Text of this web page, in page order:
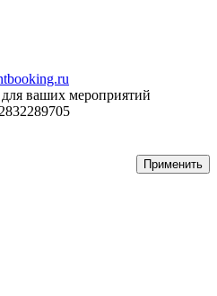
ваших мероприятий
Применить